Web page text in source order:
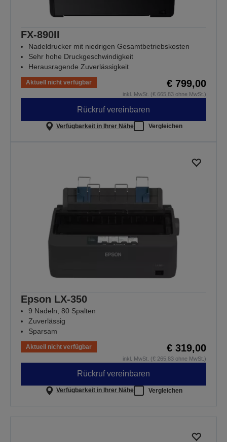
FX-890II
Nadeldrucker mit niedrigen Gesamtbetriebskosten
Sehr hohe Druckgeschwindigkeit
Herausragende Zuverlässigkeit
Aktuell nicht verfügbar € 799,00
inkl. MwSt. (€ 665,83 ohne MwSt.)
Rückruf vereinbaren
Verfügbarkeit in Ihrer Nähe Vergleichen
Epson LX-350
9 Nadeln, 80 Spalten
Zuverlässig
Sparsam
Aktuell nicht verfügbar € 319,00
inkl. MwSt. (€ 265,83 ohne MwSt.)
Rückruf vereinbaren
Verfügbarkeit in Ihrer Nähe Vergleichen